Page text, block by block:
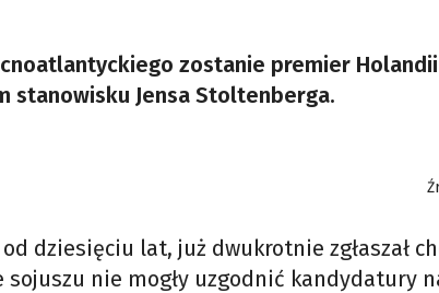
zostanie premier
stanowisku Jensa Stoltenberga.
dziesięciu lat, już dwukrotnie zgłaszał
sojuszu nie mogły uzgodnić kandydatury